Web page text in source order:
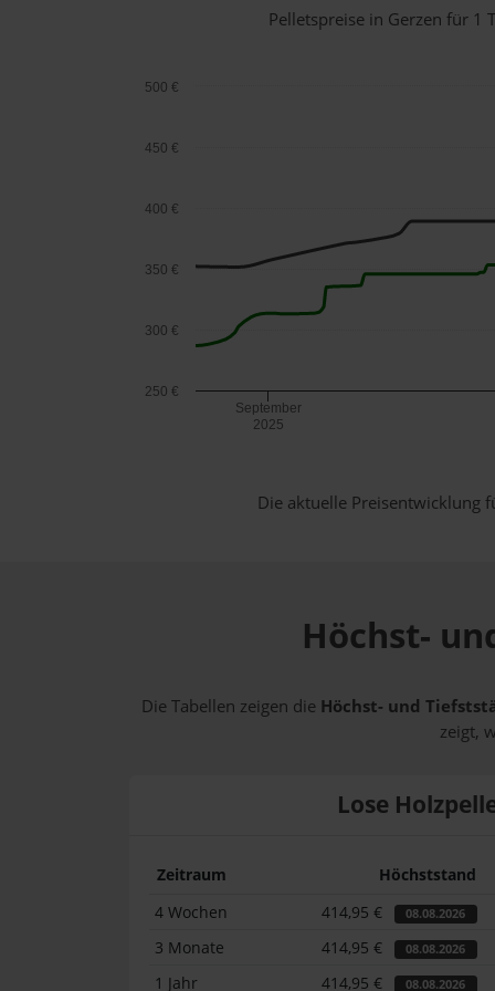
Pelletspreise in Gerzen für 1
September
2025
250 €
300 €
350 €
400 €
450 €
500 €
Die aktuelle Preisentwicklung
Höchst-
Die Tabellen zeigen die Höchst- und
zeigt,
Lose
Zeitraum Höchststand
4 Wochen
414,95 € 08.08.2026
3 Monate 414,95 € 08.08.2026
1 Jahr 414,95 € 08.08.2026